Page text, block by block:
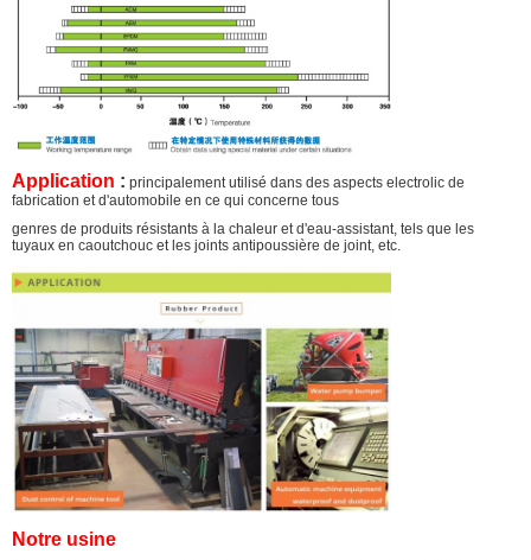
Application : principalement utilisé dans des aspects electrolic de
fabrication et d'automobile en ce qui concerne tous
genres de produits résistants à la chaleur et d'eau-assistant, tels que les
tuyaux en caoutchouc et les joints antipoussière de joint, etc.
Notre usine